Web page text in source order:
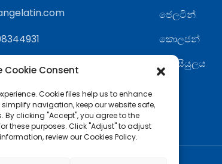
පර්ල් ප්ලාසා, යිලාන්
ෂියාමෙන්,
ජෙලටින්
කොලජන්
කැප්සියුලය
Cookie Consent
Cookie files help us to enhance
navigation, keep our website safe,
clicking "Accept", you agree to the
these purposes. Click "Adjust" to adjust
review our Cookies Policy.